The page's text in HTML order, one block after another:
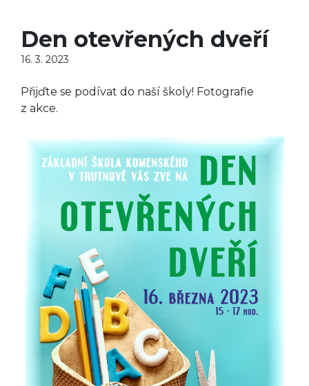
Den otevřených dveří
16. 3. 2023
Přijďte se podívat do naší školy! Fotografie
z akce.